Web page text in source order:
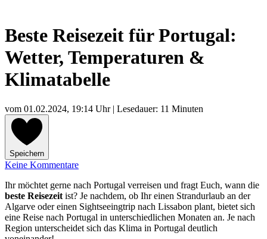
Beste Reisezeit für Portugal:
Wetter, Temperaturen &
Klimatabelle
vom 01.02.2024, 19:14 Uhr| Lesedauer: 11 Minuten
Speichern
Keine Kommentare
Ihr möchtet gerne nach Portugal verreisen und fragt Euch, wann die
beste Reisezeit ist? Je nachdem, ob Ihr einen Strandurlaub an der
Algarve oder einen Sightseeingtrip nach Lissabon plant, bietet sich
eine Reise nach Portugal in unterschiedlichen Monaten an. Je nach
Region unterscheidet sich das Klima in Portugal deutlich